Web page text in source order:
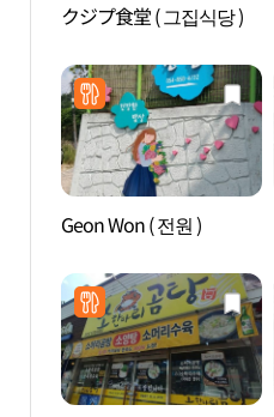
クジプ食堂 ( 그집식당 )
Geon Won ( 전원 )